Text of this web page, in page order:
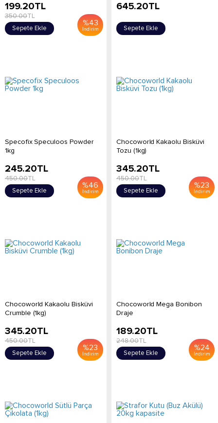
%43
İndirim
199.20TL
350.00TL
Sepete Ekle
645.20TL
Sepete Ekle
Specofix Speculoos Powder
1kg
%46
İndirim
245.20TL
450.00TL
Sepete Ekle
Chocoworld Kakaolu Bisküvi
Tozu (1kg)
%23
İndirim
345.20TL
450.00TL
Sepete Ekle
Chocoworld Kakaolu Bisküvi
Crumble (1kg)
%23
İndirim
345.20TL
450.00TL
Sepete Ekle
Chocoworld Mega Bonibon
Draje
%24
İndirim
189.20TL
248.00TL
Sepete Ekle